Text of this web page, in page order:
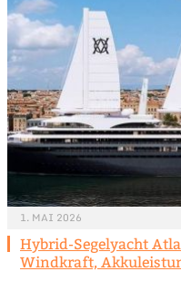
1. MAI 2026
Hybrid-Segelyacht
Windkraft,